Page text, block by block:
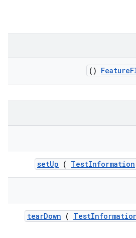
Feature
()
setUp ( TestInformation
tearDown ( Test